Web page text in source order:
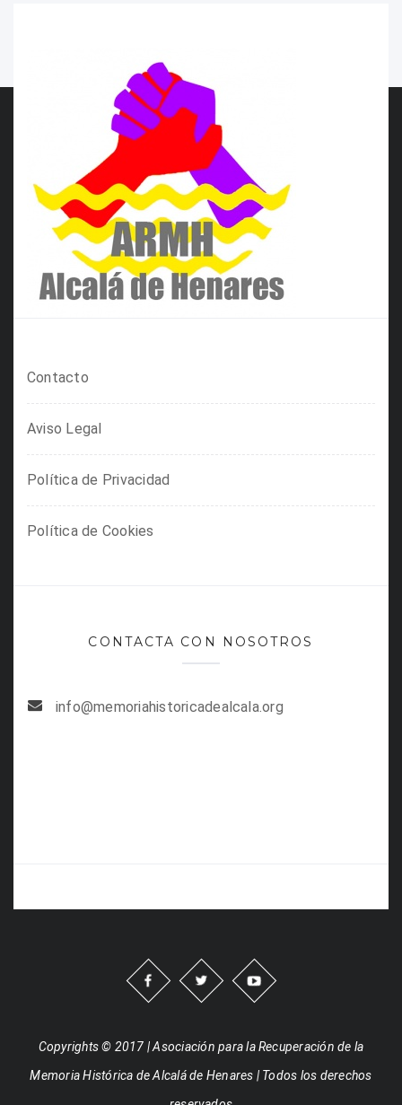
Contacto
Aviso Legal
Política de Privacidad
Política de Cookies
CONTACTA CON NOSOTROS
info@memoriahistoricadealcala.org
Copyrights © 2017 | Asociación para la Recuperación de la
Memoria Histórica de Alcalá de Henares | Todos los derechos